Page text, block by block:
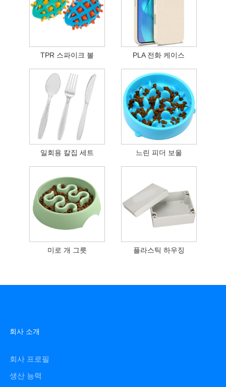
TPR 스파이크 볼 PLA 전화 케이스
일회용 칼집 세트 느린 피더 보울
미로 개 그릇 플라스틱 하우징
회사 소개
회사 프로필
생산 능력